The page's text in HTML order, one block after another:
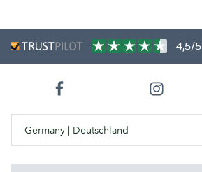
4,5/5
Germany | Deutschland